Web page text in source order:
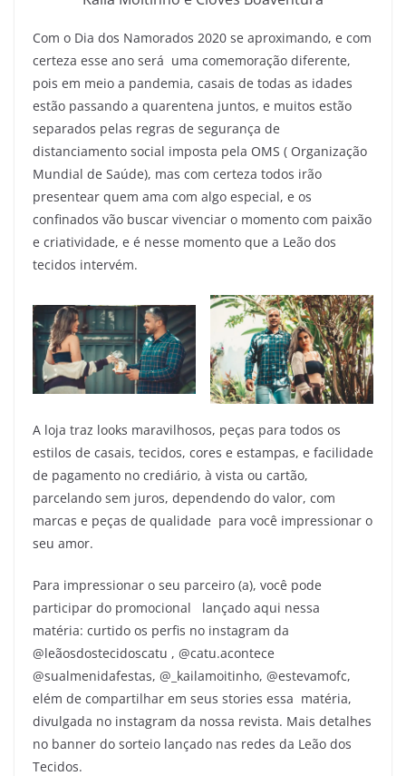
Com o Dia dos Namorados 2020 se aproximando, e com
certeza esse ano será uma comemoração diferente,
pois em meio a pandemia, casais de todas as idades
estão passando a quarentena juntos, e muitos estão
separados pelas regras de segurança de
distanciamento social imposta pela OMS ( Organização
Mundial de Saúde), mas com certeza todos irão
presentear quem ama com algo especial, e os
confinados vão buscar vivenciar o momento com paixão
e criatividade, e é nesse momento que a Leão dos
tecidos intervém.
A loja traz looks maravilhosos, peças para todos os
estilos de casais, tecidos, cores e estampas, e facilidade
de pagamento no crediário, à vista ou cartão,
parcelando sem juros, dependendo do valor, com
marcas e peças de qualidade para você impressionar o
seu amor.
Para impressionar o seu parceiro (a), você pode
participar do promocional lançado aqui nessa
matéria: curtido os perfis no instagram da
@leãosdostecidoscatu , @catu.acontece
@sualmenidafestas, @_kailamoitinho, @estevamofc,
elém de compartilhar em seus stories essa matéria,
divulgada no instagram da nossa revista. Mais detalhes
no banner do sorteio lançado nas redes da Leão dos
Tecidos.